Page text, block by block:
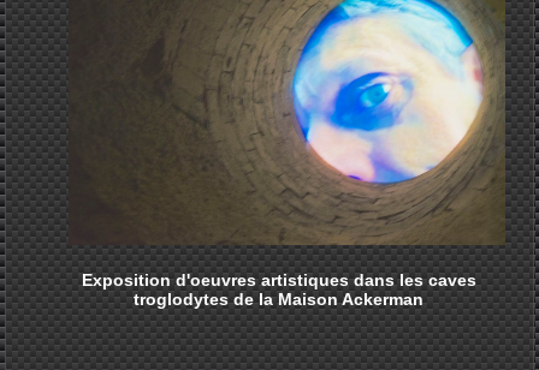
Exposition d'oeuvres artistiques dans les caves
troglodytes de la Maison Ackerman